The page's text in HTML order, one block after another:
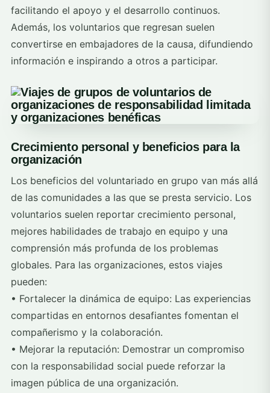
facilitando el apoyo y el desarrollo continuos.
Además, los voluntarios que regresan suelen
convertirse en embajadores de la causa, difundiendo
información e inspirando a otros a participar.
Crecimiento personal y beneficios para la
organización
Los beneficios del voluntariado en grupo van más allá
de las comunidades a las que se presta servicio. Los
voluntarios suelen reportar crecimiento personal,
mejores habilidades de trabajo en equipo y una
comprensión más profunda de los problemas
globales. Para las organizaciones, estos viajes
pueden:
• Fortalecer la dinámica de equipo: Las experiencias
compartidas en entornos desafiantes fomentan el
compañerismo y la colaboración.
• Mejorar la reputación: Demostrar un compromiso
con la responsabilidad social puede reforzar la
imagen pública de una organización.